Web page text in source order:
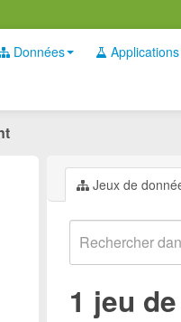
Données Applications
Jeux de
1 jeu